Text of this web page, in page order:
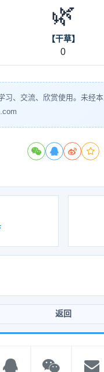
🌿
【干草】
0
习、交流、欣赏使用。未经
返回